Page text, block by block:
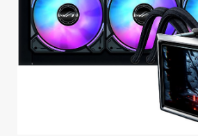
HINTA.FI
KAUPPA